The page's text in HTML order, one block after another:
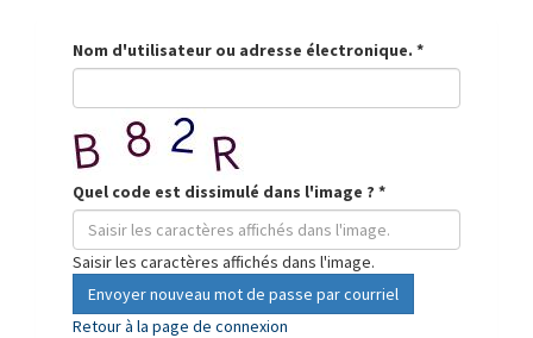
Nom d'utilisateur ou adresse électronique. *
Quel code est dissimulé dans l'image ? *
Saisir les caractères affichés dans l'image.
Envoyer nouveau mot de passe par courriel
Retour à la page de connexion